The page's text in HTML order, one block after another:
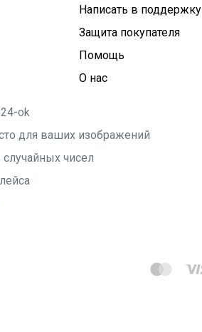
Написать в поддержку
Защита покупателя
Помощь
О нас
ok
для ваших изображений
чисел